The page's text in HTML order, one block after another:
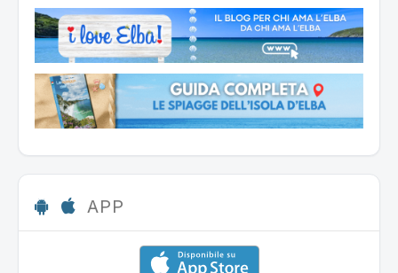
APP